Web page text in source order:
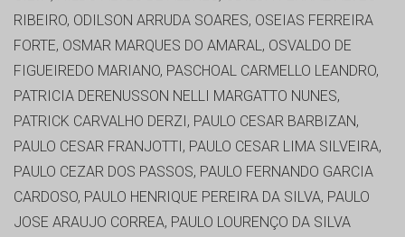
RIBEIRO, ODILSON ARRUDA SOARES, OSEIAS FERREIRA
FORTE, OSMAR MARQUES DO AMARAL, OSVALDO DE
FIGUEIREDO MARIANO, PASCHOAL CARMELLO LEANDRO,
PATRICIA DERENUSSON NELLI MARGATTO NUNES,
PATRICK CARVALHO DERZI, PAULO CESAR BARBIZAN,
PAULO CESAR FRANJOTTI, PAULO CESAR LIMA SILVEIRA,
PAULO CEZAR DOS PASSOS, PAULO FERNANDO GARCIA
CARDOSO, PAULO HENRIQUE PEREIRA DA SILVA, PAULO
JOSE ARAUJO CORREA, PAULO LOURENÇO DA SILVA